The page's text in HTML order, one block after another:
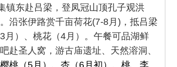
镇东赴吕梁，登凤冠山顶孔子观洪
沿张伊路赏千亩荷花(7-8月)，抵吕梁
月）、桃花（4月）。午餐可品湖鲜
赴圣人窝，游古庙遗址、天然溶洞、
桃（5月）、杏（6月初）、桃、李